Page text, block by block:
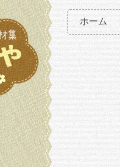
ホーム